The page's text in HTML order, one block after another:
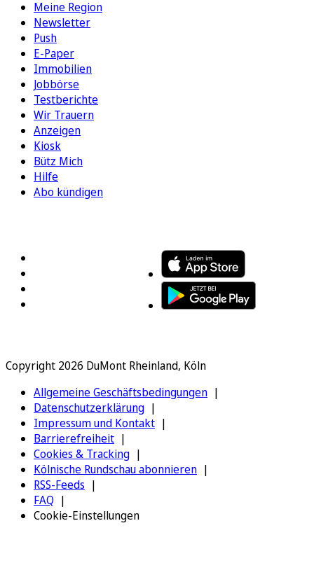
Meine Region
Newsletter
Push
E-Paper
Immobilien
Jobbörse
Testberichte
Wir Trauern
Anzeigen
Kiosk
Bütz Mich
Hilfe
Abo kündigen
Copyright 2026 DuMont Rheinland, Köln
Allgemeine Geschäftsbedingungen
Datenschutzerklärung
Impressum und Kontakt
Barrierefreiheit
Cookies & Tracking
Kölnische Rundschau abonnieren
RSS-Feeds
FAQ
Cookie-Einstellungen